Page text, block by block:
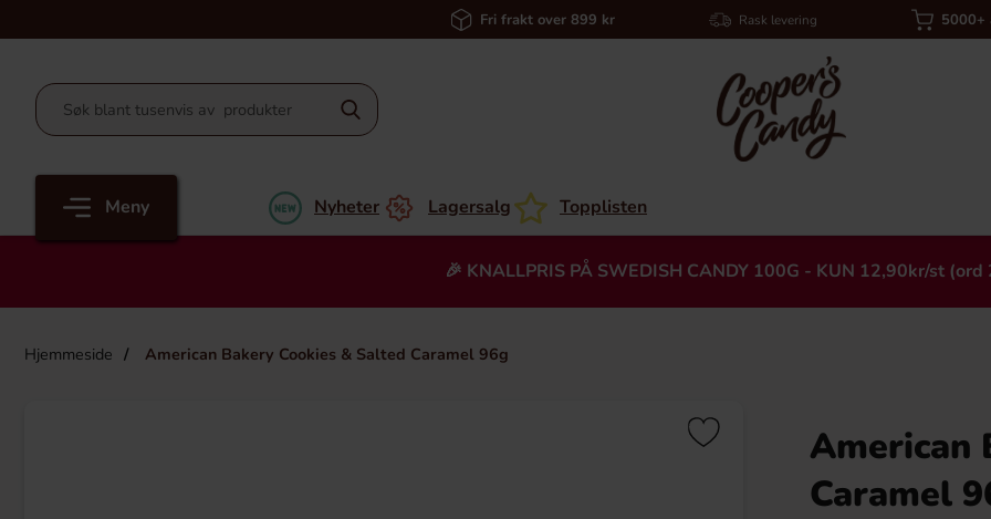
Fri frakt over 899 kr Rask levering 5000+
Meny Nyheter Lagersalg Topplisten
🎉 KNALLPRIS PÅ SWEDISH CANDY 100G - KUN 12,90kr/st (ord
Hjemmeside American Bakery Cookies & Salted Caramel 96g
Heading American
Caramel